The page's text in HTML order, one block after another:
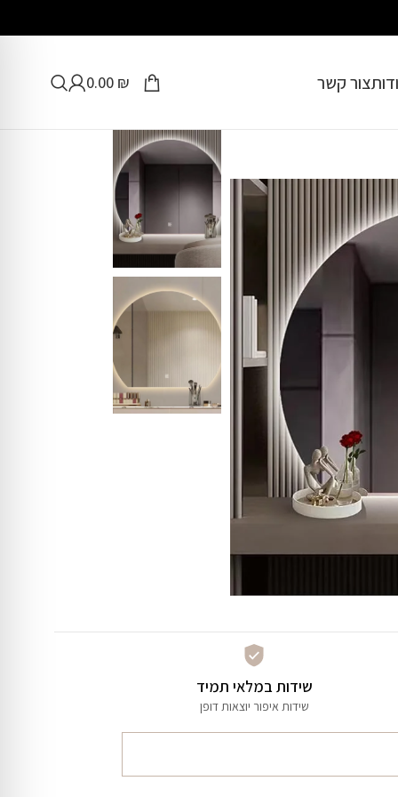
צור קשר 0.00 ₪
שידות במלאי תמיד
שידות איפור יוצאות דופן